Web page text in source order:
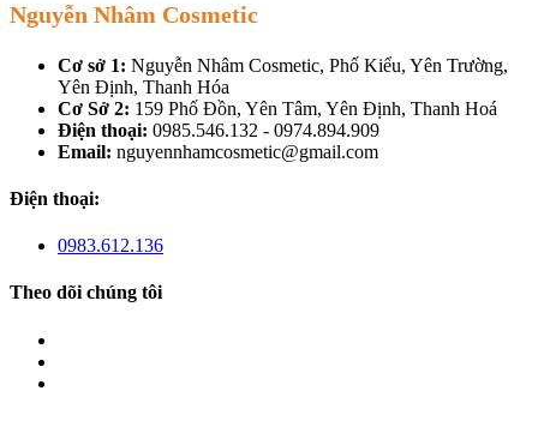
Nguyễn Nhâm Cosmetic
Cơ sở 1: Nguyễn Nhâm Cosmetic, Phố Kiểu, Yên Trường,
Yên Định, Thanh Hóa
Cơ Sở 2: 159 Phố Đồn, Yên Tâm, Yên Định, Thanh Hoá
Điện thoại: 0985.546.132 - 0974.894.909
Email: nguyennhamcosmetic@gmail.com
Điện thoại:
0983.612.136
Theo dõi chúng tôi